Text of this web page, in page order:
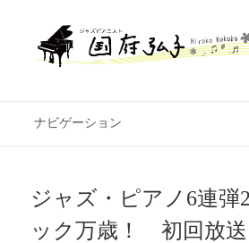
ジャズ・ピアノ6連弾
ック万歳！ 初回放送